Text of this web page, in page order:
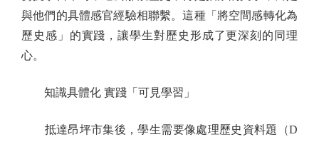
與他們的具體感官經驗相聯繫。這種「將空間感轉化為
歷史感」的實踐，讓學生對歷史形成了更深刻的同理
心。
知識具體化 實踐「可見學習」
抵達昂坪市集後，學生需要像處理歷史資料題（D